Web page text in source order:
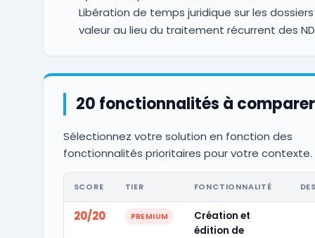
Libération de temps juridique sur les
valeur au lieu du traitement récurrent des
20 fonctionnalités à comparer
Sélectionnez votre solution en fonction des
fonctionnalités prioritaires pour votre contexte.
SCORE TIER FONCTIONNALITÉ
20/20 PREMIUM
Création et
édition de